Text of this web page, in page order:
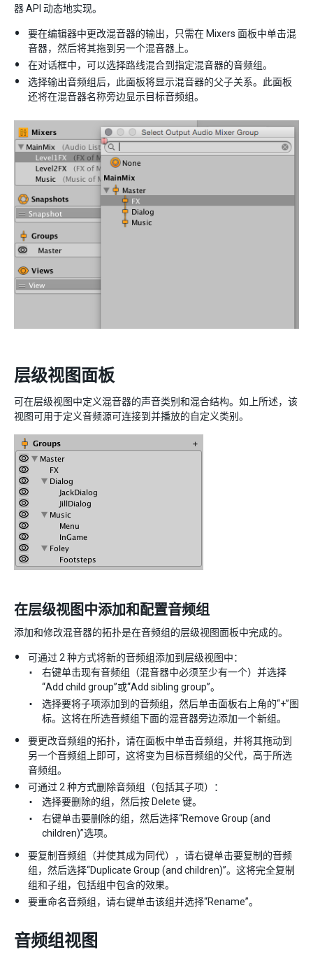
器 API 动态地实现。
要在编辑器中更改混音器的输出，只需在 Mixers 面板中单击混
音器，然后将其拖到另一个混音器上。
在对话框中，可以选择路线混合到指定混音器的音频组。
选择输出音频组后，此面板将显示混音器的父子关系。此面板
还将在混音器名称旁边显示目标音频组。
层级视图面板
可在层级视图中定义混音器的声音类别和混合结构。如上所述，该
视图可用于定义音频源可连接到并播放的自定义类别。
在层级视图中添加和配置音频组
添加和修改混音器的拓扑是在音频组的层级视图面板中完成的。
可通过 2 种方式将新的音频组添加到层级视图中：
右键单击现有音频组（混音器中必须至少有一个）并选择
“Add child group”或“Add sibling group”。
选择要将子项添加到的音频组，然后单击面板右上角的“+”图
标。这将在所选音频组下面的混音器旁边添加一个新组。
要更改音频组的拓扑，请在面板中单击音频组，并将其拖动到
另一个音频组上即可，这将变为目标音频组的父代，高于所选
音频组。
可通过 2 种方式删除音频组（包括其子项）：
选择要删除的组，然后按 Delete 键。
右键单击要删除的组，然后选择“Remove Group (and
children)”选项。
要复制音频组（并使其成为同代），请右键单击要复制的音频
组，然后选择“Duplicate Group (and children)”。这将完全复制
组和子组，包括组中包含的效果。
要重命名音频组，请右键单击该组并选择“Rename”。
音频组视图